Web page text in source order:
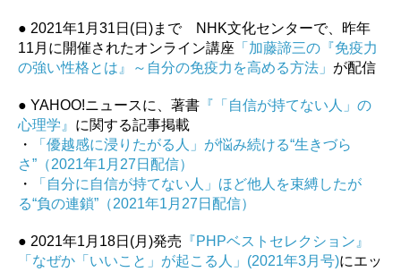
● 2021年1月31日(日)まで NHK文化センターで、昨年
11月に開催されたオンライン講座 「加藤諦三の『免疫力
の強い性格とは』～自分の免疫力を高める方法」 が配信
● YAHOO!ニュースに、著書 『「自信が持てない人」の
心理学』 に関する記事掲載
・
「優越感に浸りたがる人」が悩み続ける“生きづら
さ”（2021年1月27日配信）
・
「自分に自信が持てない人」ほど他人を束縛したが
る“負の連鎖”（2021年1月27日配信）
● 2021年1月18日(月)発売 『PHPベストセレクション』
「なぜか「いいこと」が起こる人」(2021年3月号)にエッ